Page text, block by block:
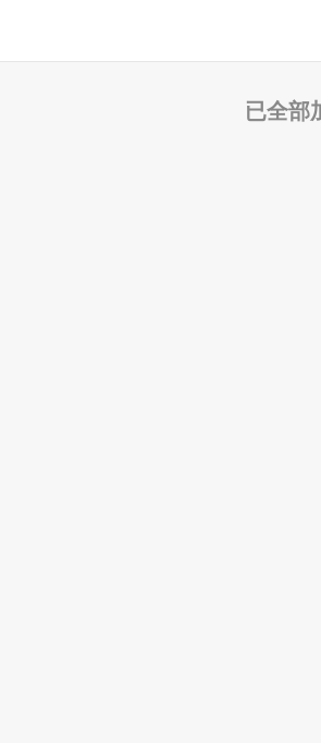
已全部